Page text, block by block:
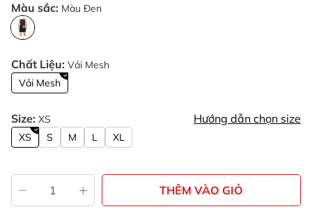
Màu sắc: Màu Đen
Chất Liệu: Vải Mesh
Vải Mesh
Size: XS Hướng dẫn chọn size
XS S M L XL
THÊM VÀO GIỎ